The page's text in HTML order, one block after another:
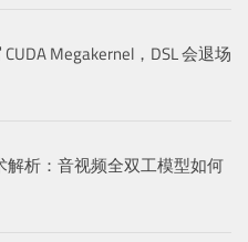
Megakernel，DSL 会退场
解析：音视频全双工模型如何